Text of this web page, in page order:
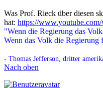
Was Prof. Rieck über diesen
hat: https://
"Wenn die Regierung das
Wenn das Volk die Regierung
- Thomas Jefferson, dritter
Nach oben